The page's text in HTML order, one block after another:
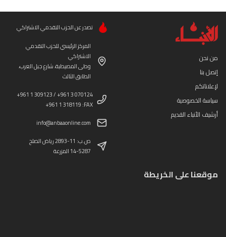
من نحن
إتصل بنا
لإعلاناتكم
سياسة الخصوصية
أرشيف الأنباء القديم
تصدر عن الحزب التقدمي الاشتراكي
المركز الرئيسي للحزب التقدمي
الاشتراكي
وطى المصيطبة، شارع جبل العرب،
الطابق الثالث
+961 1 309123 / +961 3 070124
+961 1 318119 :FAX
info@anbaaonline.com
ص.ب: 11-2893 رياض الصلح
14-5287 المزرعة
موقعنا على الخريطة